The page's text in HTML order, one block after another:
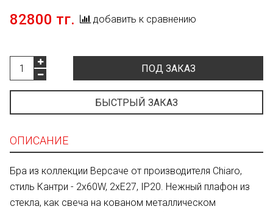
82800 тг. добавить к сравнению
ПОД ЗАКАЗ
БЫСТРЫЙ ЗАКАЗ
ОПИСАНИЕ
Бра из коллекции Версаче от производителя Chiaro,
стиль Кантри - 2x60W, 2xE27, IP20. Нежный плафон из
стекла, как свеча на кованом металлическом